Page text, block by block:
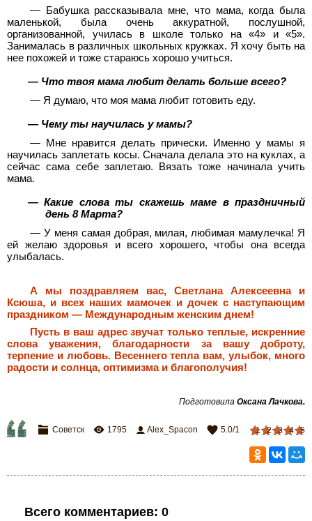
— Бабушка рассказывала мне, что мама, когда была
маленькой, была очень аккуратной, послушной,
организованной, училась в школе только на «4» и «5».
Занималась в различных школьных кружках. Я хочу быть на
нее похожей и тоже стараюсь хорошо учиться.
— Что твоя мама любит делать больше всего?
— Я думаю, что моя мама любит готовить еду.
— Чему ты научилась у мамы?
— Мне нравится делать прически. Именно у мамы я
научилась заплетать косы. Сначала делала это на куклах, а
сейчас сама себе заплетаю. Вязать тоже начинала учить
мама.
— Какие слова ты скажешь маме в праздничный
день 8 Марта?
— У меня самая добрая, милая, любимая мамулечка! Я
ей желаю здоровья и всего хорошего, чтобы она всегда
улыбалась.
А мы поздравляем вас, Светлана Алексеевна и
Ксюша, и всех наших мамочек и дочек с наступающим
праздником — Международным женским днем!
Пусть в ваш адрес звучат только теплые, искренние
слова уважения, благодарности за вашу доброту,
терпение и любовь. Весеннего тепла вам, улыбок, много
радости и солнца, оптимизма и благополучия!
Подготовила Оксана Лачкова.
1 2 3 4 5
Советск 1795 Alex_Spacon 5.0/1
Всего комментариев: 0